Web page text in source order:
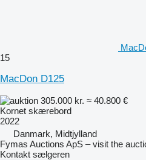
15
MacDon D125
305.000 kr. ≈ 40.800 €
Kornet skærebord
2022
Danmark, Midtjylland
Fymas Auctions ApS – visit the
Kontakt sælgeren